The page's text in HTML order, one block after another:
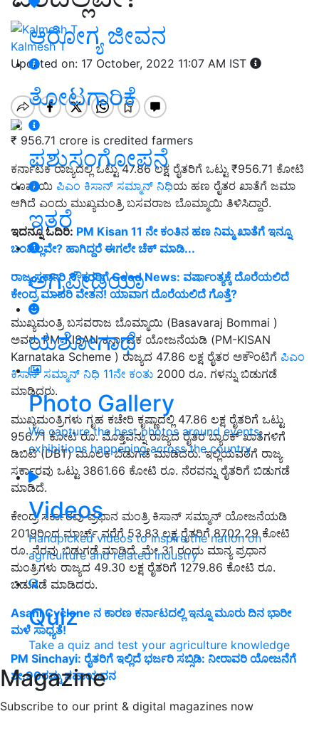
ಆರೋಗ್ಯ ಜೀವನ
ತೋಟಗಾರಿಕೆ
ಪಶುಸಂಗೋಪನೆ
ಇತರೆ
ಅಗ್ರಿಪೀಡಿಯಾ
ಯಶೋಗಾಥೆ
Photo Gallery
We capture the best photos around events,
exhibitions happening across the country
Videos
Handpicked videos to inspire the nation on
agriculture and related industry
Quiz
Take a quiz and test your agriculture knowledge
Magazine
Subscribe to our print & digital magazines now
Kalmesh T
Updated on: 17 October, 2022 11:07 AM IST
₹ 956.71 crore is credited farmers
ಕರ್ನಾಟಕ ರಾಜ್ಯದಲ್ಲಿ ಒಟ್ಟು 47.86 ಲಕ್ಷ ರೈತರಿಗೆ ಒಟ್ಟು ₹956.71 ಕೋಟಿ
ರೂಪಾಯಿ ಪಿಎಂ ಕಿಸಾನ್‌ ಸಮ್ಮಾನ್‌ ನಿಧಿಯ ಹಣ ರೈತರ ಖಾತೆಗೆ ಜಮಾ
ಆಗಿದೆ ಎಂದು ಮುಖ್ಯಮಂತ್ರಿ ಬಸವರಾಜ ಬೊಮ್ಮಾಯಿ ತಿಳಿಸಿದ್ದಾರೆ.
ಇದನ್ನೂ ಓದಿರಿ: PM Kisan 11 ನೇ ಕಂತಿನ ಹಣ ನಿಮ್ಮ ಖಾತೆಗೆ ಇನ್ನೂ
ಬಂದಿಲ್ಲವೇ? ಹಾಗಿದ್ದರೆ ಈಗಲೇ ಚೆಕ್‌ ಮಾಡಿ...
ರಾಜ್ಯ ಸರ್ಕಾರಿ ನೌಕರರಿಗೆ Good News: ವರ್ಷಾಂತ್ಯಕ್ಕೆ ದೊರೆಯಲಿದೆ
ಕೇಂದ್ರ ಮಾದರಿ ವೇತನ! ಯಾವಾಗ ದೊರೆಯಲಿದೆ ಗೊತ್ತೆ?
ಮುಖ್ಯಮಂತ್ರಿ ಬಸವರಾಜ ಬೊಮ್ಮಾಯಿ (Basavaraj Bommai )
ಅವರು PM-KISAN ಕರ್ನಾಟಕ ಯೋಜನೆಯಡಿ (PM-KISAN
Karnataka Scheme ) ರಾಜ್ಯದ 47.86 ಲಕ್ಷ ರೈತರ ಅಕೌಂಟಿಗೆ ಪಿಎಂ
ಕಿಸಾನ್‌ ಸಮ್ಮಾನ್‌ ನಿಧಿ 11ನೇ ಕಂತು 2000 ರೂ. ಗಳನ್ನು ಬಿಡುಗಡೆ
ಮಾಡಿದರು.
ಮುಖ್ಯಮಂತ್ರಿಗಳು ಗೃಹ ಕಚೇರಿ ಕೃಷ್ಣಾದಲ್ಲಿ 47.86 ಲಕ್ಷ ರೈತರಿಗೆ ಒಟ್ಟು
956.71 ಕೋಟಿ ರೂ. ಮೊತ್ತವನ್ನು ರಾಜ್ಯದ ರೈತರ ಬ್ಯಾಂಕ್ ಖಾತೆಗಳಿಗೆ
ಡಿಬಿಟಿ (DBT) ಮೂಲಕ ಬಿಡುಗಡೆ ಮಾಡಿದರು. ಇಲ್ಲಿಯವರೆಗೆ ರಾಜ್ಯ
ಸರ್ಕಾರವು ಒಟ್ಟು 3861.66 ಕೋಟಿ ರೂ. ನೆರವನ್ನು ರೈತರಿಗೆ ಬಿಡುಗಡೆ
ಮಾಡಿದೆ.
ಕೇಂದ್ರ ಸರ್ಕಾರವು ಪ್ರಧಾನ ಮಂತ್ರಿ ಕಿಸಾನ್ ಸಮ್ಮಾನ್ ಯೋಜನೆಯಡಿ
2019ರಿಂದ ಮಾರ್ಚ್ ವರೆಗೆ 53.83 ಲಕ್ಷ ರೈತರಿಗೆ 8702.29 ಕೋಟಿ
ರೂ. ನೆರವು ಬಿಡುಗಡೆ ಮಾಡಿದೆ. ಮೇ 31 ರಂದು ಮಾನ್ಯ ಪ್ರಧಾನ
ಮಂತ್ರಿಗಳು ರಾಜ್ಯದ 49.30 ಲಕ್ಷ ರೈತರಿಗೆ 1279.86 ಕೋಟಿ ರೂ.
ಬಿಡುಗಡೆ ಮಾಡಿದರು.
Asani Cyclone ನ ಕಾರಣ ಕರ್ನಾಟದಲ್ಲಿ ಇನ್ನೂ ಮೂರು ದಿನ ಭಾರೀ
ಮಳೆ ಸಾಧ್ಯತೆ!
PM Sinchayi: ರೈತರಿಗೆ ಇಲ್ಲಿದೆ ಭರ್ಜರಿ ಸಬ್ಸಿಡಿ: ನೀರಾವರಿ ಯೋಜನೆಗೆ
ಶೇ.90ರಷ್ಟು ಸಹಾಯಧನ